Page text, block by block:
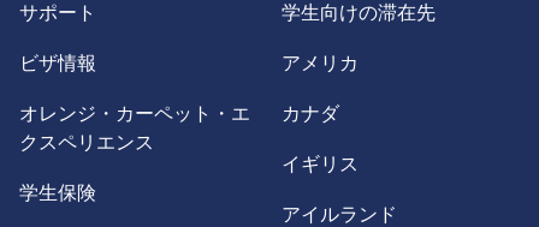
サポート
ビザ情報
オレンジ・カーペット・エ
クスペリエンス
学生保険
学生向けの滞在先
アメリカ
カナダ
イギリス
アイルランド